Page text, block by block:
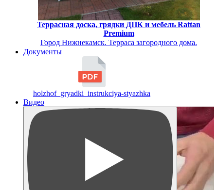
Террасная доска, грядки ДПК и мебель Rattan
Premium
Город Нижнекамск. Терраса загородного дома.
Документы
holzhof_gryadki_instrukciya-styazhka
Видео